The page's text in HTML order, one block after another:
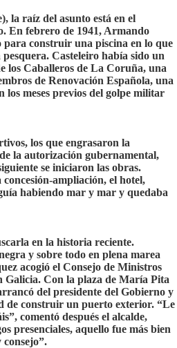
la raíz del asunto está en el
En febrero de 1941, Armando
construir una piscina en lo que
Casteleiro había sido un
los Caballeros de La Coruña, una
de Renovación Española, una
los meses previos del golpe militar
los que engrasaron la
la autorización gubernamental,
se iniciaron las obras.
ampliación, el hotel,
habiendo mar y mar y quedaba
en la historia reciente.
y sobre todo en plena marea
acogió el Consejo de Ministros
Galicia. Con la plaza de María Pita
del presidente del Gobierno y
de construir un puerto exterior. “Le
comentó después el alcalde,
presenciales, aquello fue más bien